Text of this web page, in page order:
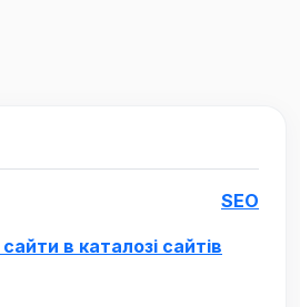
SEO
сайти в каталозі сайтів